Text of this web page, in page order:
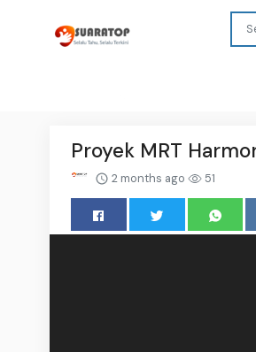
Proyek MRT
2 months ago 51